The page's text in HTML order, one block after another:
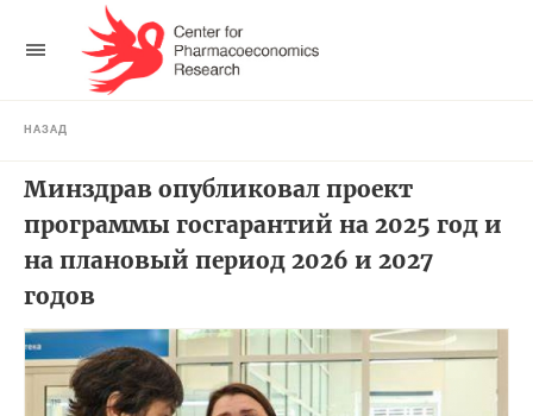
НАЗАД
Минздрав опубликовал проект
программы госгарантий на 2025 год и
на плановый период 2026 и 2027
годов